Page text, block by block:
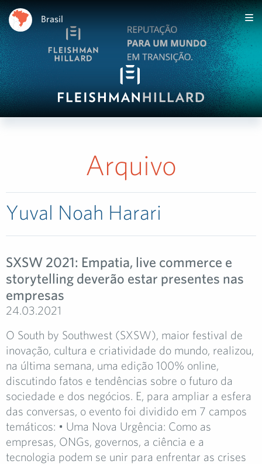
Brasil
Arquivo
Yuval Noah Harari
SXSW 2021: Empatia, live commerce e
storytelling deverão estar presentes nas
empresas
24.03.2021
O South by Southwest (SXSW), maior festival de
inovação, cultura e criatividade do mundo, realizou,
na última semana, uma edição 100% online,
discutindo fatos e tendências sobre o futuro da
sociedade e dos negócios. E, para ampliar a esfera
das conversas, o evento foi dividido em 7 campos
temáticos: • Uma Nova Urgência: Como as
empresas, ONGs, governos, a ciência e a
tecnologia podem se unir para enfrentar as crises